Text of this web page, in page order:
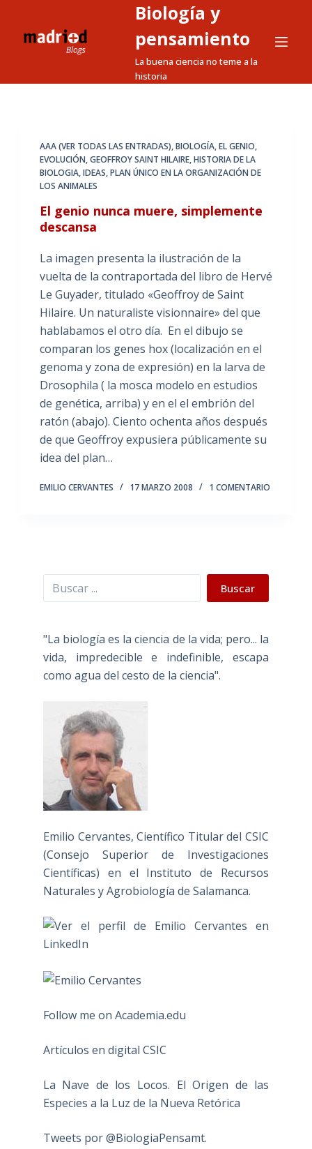
a
Biología y
pensamiento
La buena ciencia no teme a la
historia
AAA (VER TODAS LAS ENTRADAS),BIOLOGÍA,EL GENIO,
EVOLUCIÓN,GEOFFROY SAINT HILAIRE,HISTORIA DE LA
BIOLOGIA,IDEAS,PLAN ÚNICO EN LA ORGANIZACIÓN DE
LOS ANIMALES
El genio nunca muere, simplemente
descansa
La imagen presenta la ilustración de la
vuelta de la contraportada del libro de Hervé
Le Guyader, titulado «Geoffroy de Saint
Hilaire. Un naturaliste visionnaire» del que
hablabamos el otro día. En el dibujo se
comparan los genes hox (localización en el
genoma y zona de expresión) en la larva de
Drosophila ( la mosca modelo en estudios
de genética, arriba) y en el el embrión del
ratón (abajo). Ciento ochenta años después
de que Geoffroy expusiera públicamente su
idea del plan…
EMILIO CERVANTES 17 MARZO 2008 1 COMENTARIO
Buscar Buscar
"La biología es la ciencia de la vida; pero... la
vida, impredecible e indefinible, escapa
como agua del cesto de la ciencia".
Emilio Cervantes, Científico Titular del CSIC
(Consejo Superior de Investigaciones
Científicas) en el Instituto de Recursos
Naturales y Agrobiología de Salamanca.
Follow me on Academia.edu
Artículos en digital CSIC
La Nave de los Locos. El Origen de las
Especies a la Luz de la Nueva Retórica
Tweets por @BiologiaPensamt.